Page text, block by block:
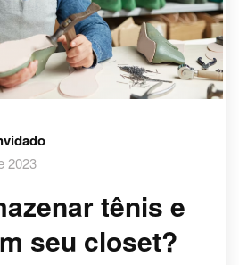
2023
tênis e
seu closet?